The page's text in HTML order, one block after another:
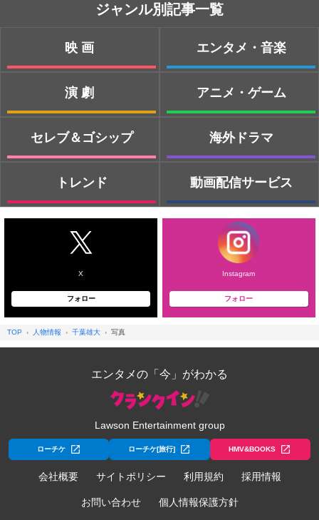
ジャンル別記事一覧
映画
演劇
セレブ＆ゴシップ
トレンド
エンタメ・音楽
アニメ・ゲーム
海外ドラマ
動画配信サービス
X
フォロー
Instagram
フォロー
TOP 人物情報 千葉雄大 写真
エンタメの「今」がわかる
Lawson Entertainment group
ローチケ ローチケ[旅行] HMV&BOOKS
会社概要 サイトポリシー 利用規約 採用情報
お問い合わせ 個人情報保護方針